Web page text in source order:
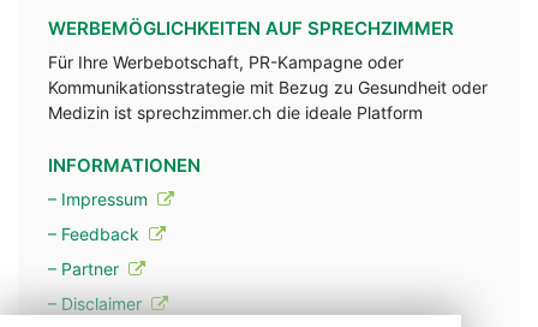
WERBEMÖGLICHKEITEN AUF SPRECHZIMMER
Für Ihre Werbebotschaft, PR-Kampagne oder
Kommunikationsstrategie mit Bezug zu Gesundheit oder
Medizin ist sprechzimmer.ch die ideale Platform
INFORMATIONEN
– Impressum
– Feedback
– Partner
– Disclaimer